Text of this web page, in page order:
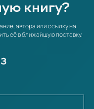
книгу?
автора или ссылку на
её в ближайшую поставку.